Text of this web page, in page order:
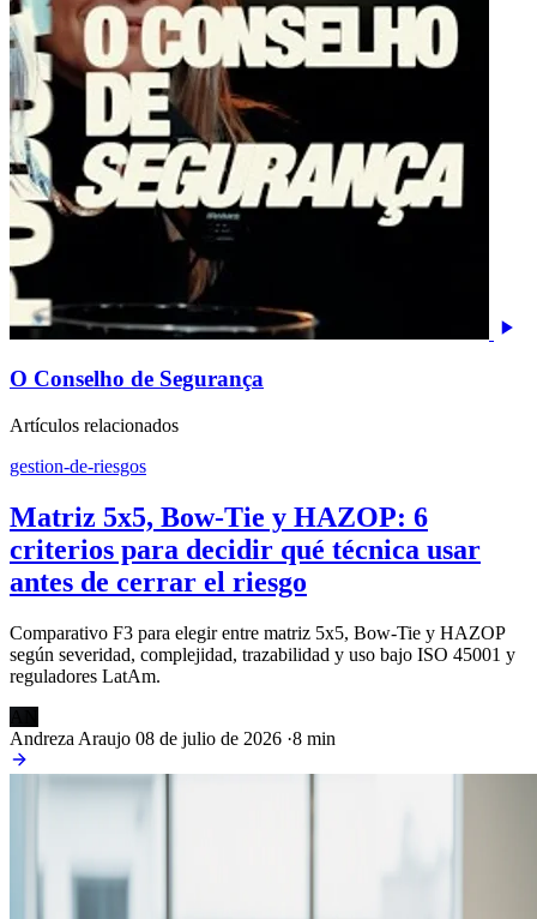
O Conselho de Segurança
Artículos relacionados
gestion-de-riesgos
Matriz 5x5, Bow-Tie y HAZOP: 6
criterios para decidir qué técnica usar
antes de cerrar el riesgo
Comparativo F3 para elegir entre matriz 5x5, Bow-Tie y HAZOP
según severidad, complejidad, trazabilidad y uso bajo ISO 45001 y
reguladores LatAm.
Andreza Araujo 08 de julio de 2026 ·8 min